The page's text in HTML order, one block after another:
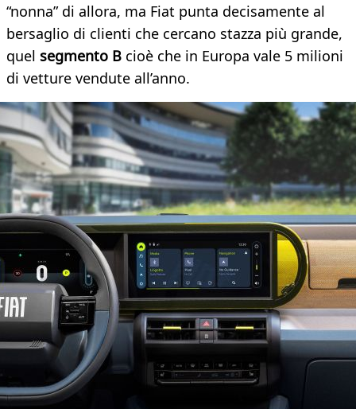
“nonna” di allora, ma Fiat punta decisamente al
bersaglio di clienti che cercano stazza più grande,
quel segmento B cioè che in Europa vale 5 milioni
di vetture vendute all’anno.